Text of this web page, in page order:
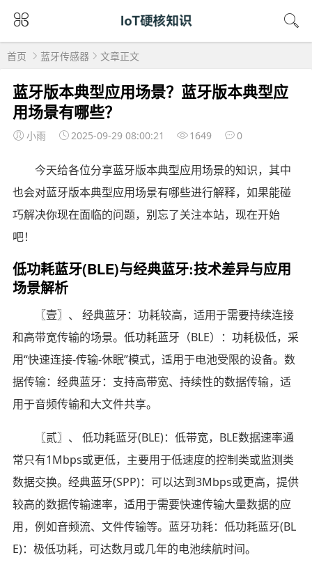
首页 蓝牙传感器 文章正文
蓝牙版本典型应用场景？蓝牙版本典型应
用场景有哪些？
小雨 2025-09-29 08:00:21 1649 0
今天给各位分享蓝牙版本典型应用场景的知识，其中
也会对蓝牙版本典型应用场景有哪些进行解释，如果能碰
巧解决你现在面临的问题，别忘了关注本站，现在开始
吧！
低功耗蓝牙(BLE)与经典蓝牙:技术差异与应用
场景解析
〖壹〗、 经典蓝牙：功耗较高，适用于需要持续连接
和高带宽传输的场景。低功耗蓝牙（BLE）：功耗极低，采
用“快速连接-传输-休眠”模式，适用于电池受限的设备。数
据传输：经典蓝牙：支持高带宽、持续性的数据传输，适
用于音频传输和大文件共享。
〖贰〗、 低功耗蓝牙(BLE)：低带宽，BLE数据速率通
常只有1Mbps或更低，主要用于低速度的控制类或监测类
数据交换。经典蓝牙(SPP)：可以达到3Mbps或更高，提供
较高的数据传输速率，适用于需要快速传输大量数据的应
用，例如音频流、文件传输等。蓝牙功耗：低功耗蓝牙(BL
E)：极低功耗，可达数月或几年的电池续航时间。